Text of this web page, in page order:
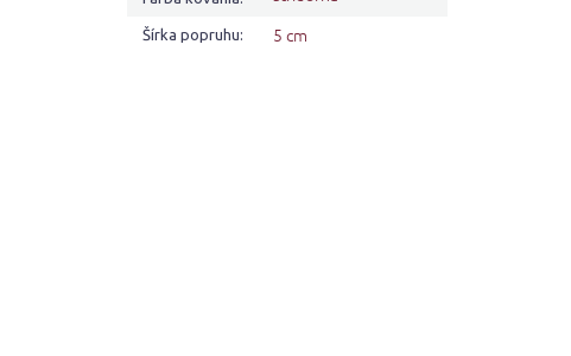
Šírka popruhu: 5 cm